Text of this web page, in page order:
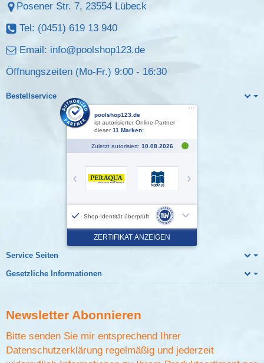
Posener Str. 7, 23554 Lübeck
Tel: (0451) 619 13 940
Email: info@poolshop123.de
Öffnungszeiten (Mo-Fr.) 9:00 - 16:30
Bestellservice
Service Seiten
Gesetzliche Informationen
Newsletter Abonnieren
Bitte senden Sie mir entsprechend Ihrer
Datenschutzerklärung regelmäßig und jederzeit